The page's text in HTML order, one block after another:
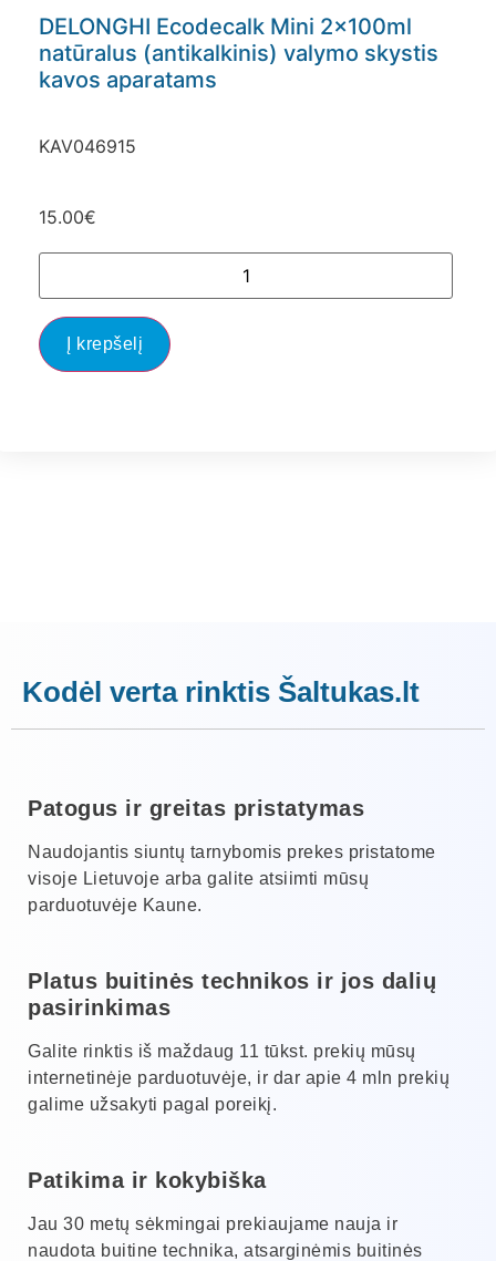
DELONGHI Ecodecalk Mini 2x100ml
natūralus (antikalkinis) valymo skystis
kavos aparatams
KAV046915
15.00€
Į krepšelį
Kodėl verta rinktis Šaltukas.lt
Patogus ir greitas pristatymas
Naudojantis siuntų tarnybomis prekes pristatome
visoje Lietuvoje arba galite atsiimti mūsų
parduotuvėje Kaune.
Platus buitinės technikos ir jos dalių
pasirinkimas
Galite rinktis iš maždaug 11 tūkst. prekių mūsų
internetinėje parduotuvėje, ir dar apie 4 mln prekių
galime užsakyti pagal poreikį.
Patikima ir kokybiška
Jau 30 metų sėkmingai prekiaujame nauja ir
naudota buitine technika, atsarginėmis buitinės